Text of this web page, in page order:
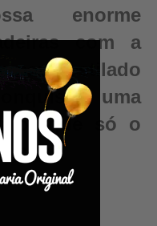
enorme
com a
seu destilado
uma
que só o
criar.